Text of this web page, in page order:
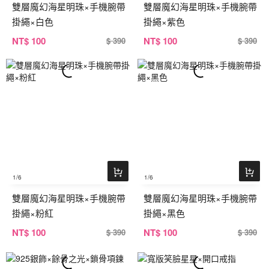
雙層魔幻海星明珠×手機腕帶
掛繩×白色
NT$ 100 $ 390
雙層魔幻海星明珠×手機腕帶
掛繩×紫色
NT$ 100 $ 390
1/6
雙層魔幻海星明珠×手機腕帶
掛繩×粉紅
NT$ 100 $ 390
1/6
雙層魔幻海星明珠×手機腕帶
掛繩×黑色
NT$ 100 $ 390